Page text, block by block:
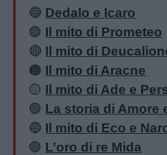
🔵 Dedalo e Icaro
🟣 Il mito di Prometeo
🔴 Il mito di
🟠 Il mito di Aracne
🟡 Il mito di Ade e
🟢 La storia di Amore
🔵 Il mito di Eco e
🟣 L’oro di re Mida